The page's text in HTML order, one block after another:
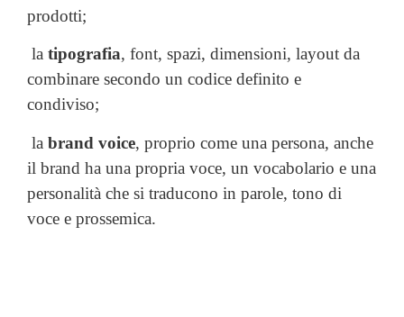
prodotti;
la tipografia, font, spazi, dimensioni, layout da
combinare secondo un codice definito e
condiviso;
la brand voice, proprio come una persona, anche
il brand ha una propria voce, un vocabolario e una
personalità che si traducono in parole, tono di
voce e prossemica.